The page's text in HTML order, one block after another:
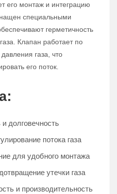
его монтаж и интеграцию
специальными
герметичность
Клапан работает по
газа, что
его поток.
долговечность
потока газа
для удобного монтажа
утечки газа
и производительность